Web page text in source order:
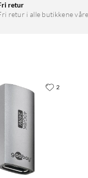
retur
retur i alle butikkene
2